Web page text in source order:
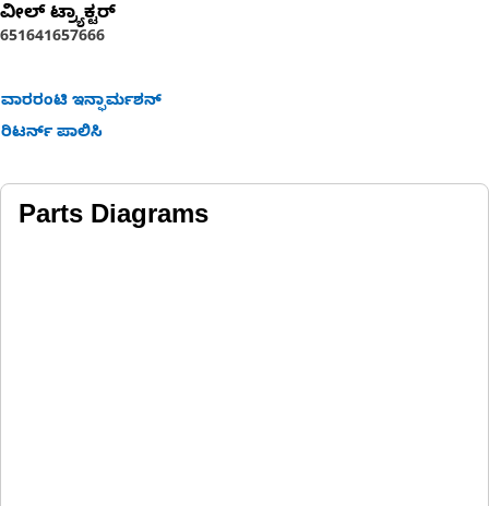
ವೀಲ್ ಟ್ರ್ಯಾಕ್ಟರ್‌
651641657666
ವಾರರಂಟಿ ಇನ್ಫಾರ್ಮಶನ್
ರಿಟರ್ನ್ ಪಾಲಿಸಿ
Parts Diagrams